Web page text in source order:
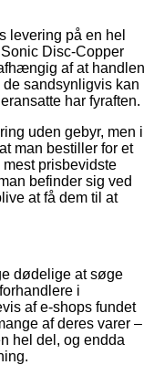
levering på en hel
Disc-Copper
af at handlen
de sandsynligvis kan
har fyraften.
uden gebyr, men i
man bestiller for et
prisbevidste
befinder sig ved
at få dem til at
dødelige at søge
i
af e-shops fundet
af deres varer –
hel del, og endda